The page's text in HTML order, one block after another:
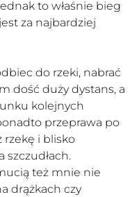
to właśnie bieg
za najbardziej
do rzeki, nabrać
dość duży dystans, a
kolejnych
przeprawa po
rzekę i blisko
też mnie nie
drążkach czy